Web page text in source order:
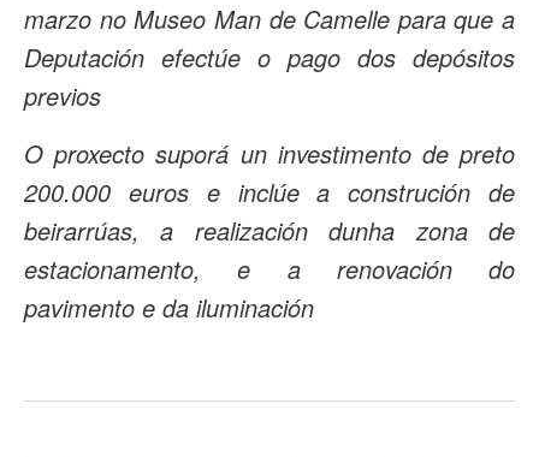
marzo no Museo Man de Camelle para que a
Deputación efectúe o pago dos depósitos
previos
O proxecto suporá un investimento de preto
200.000 euros e inclúe a construción de
beirarrúas, a realización dunha zona de
estacionamento, e a renovación do
pavimento e da iluminación